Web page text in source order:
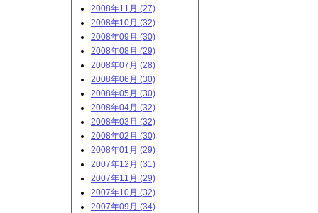
2008年11月 (27)
2008年10月 (32)
2008年09月 (30)
2008年08月 (29)
2008年07月 (28)
2008年06月 (30)
2008年05月 (30)
2008年04月 (32)
2008年03月 (32)
2008年02月 (30)
2008年01月 (29)
2007年12月 (31)
2007年11月 (29)
2007年10月 (32)
2007年09月 (34)